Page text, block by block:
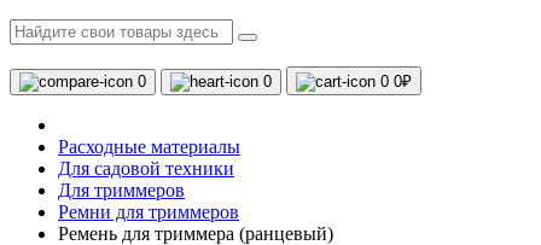
0 0 0 0₽
Расходные материалы
Для садовой техники
Для триммеров
Ремни для триммеров
Ремень для триммера (ранцевый)